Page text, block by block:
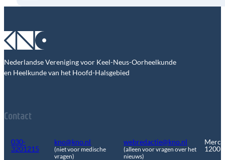
Nederlandse Vereniging voor Keel-Neus-Oorheelkunde
en Heelkunde van het Hoofd-Halsgebied
Contact
030-
3201215
kno@kno.nl
(niet voor medische
vragen)
webredactie@kno.nl
(alleen voor vragen over het
nieuws)
1200